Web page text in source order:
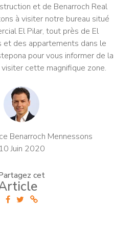
et de Benarroch Real
à visiter notre bureau situé
El Pilar, tout près de El
et des appartements dans le
pour vous informer de la
cette magnifique zone.
Benarroch Mennessons
10 Juin 2020
cet